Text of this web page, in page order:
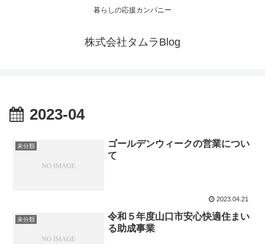
暮らしの応援カンパニー
株式会社タムラBlog
2023-04
未分類
ゴールデンウィークの営業につい
て
2023.04.21
未分類
令和５年度山口市安心快適住まい
る助成事業